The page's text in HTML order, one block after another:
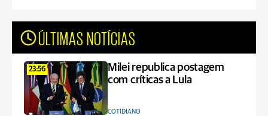
ÚLTIMAS NOTÍCIAS
23:56
Milei republica postagem
com críticas a Lula
COTIDIANO